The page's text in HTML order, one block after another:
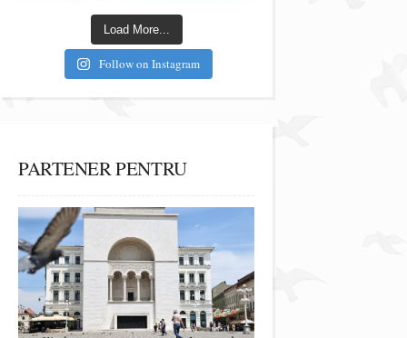
Load More...
Follow on Instagram
PARTENER PENTRU